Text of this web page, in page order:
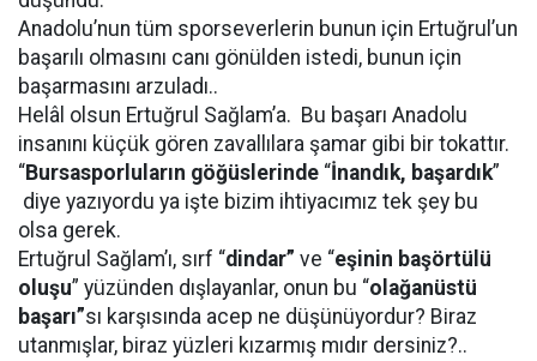
Anadolu’nun tüm sporseverlerin bunun için Ertuğrul’un
başarılı olmasını canı gönülden istedi, bunun için
başarmasını arzuladı..
Helâl olsun Ertuğrul Sağlam’a. Bu başarı Anadolu
insanını küçük gören zavallılara şamar gibi bir tokattır.
“Bursasporluların göğüslerinde “İnandık, başardık”
diye yazıyordu ya işte bizim ihtiyacımız tek şey bu
olsa gerek.
Ertuğrul Sağlam’ı, sırf “dindar” ve “eşinin başörtülü
oluşu” yüzünden dışlayanlar, onun bu “olağanüstü
başarı”sı karşısında acep ne düşünüyordur? Biraz
utanmışlar, biraz yüzleri kızarmış mıdır dersiniz?..